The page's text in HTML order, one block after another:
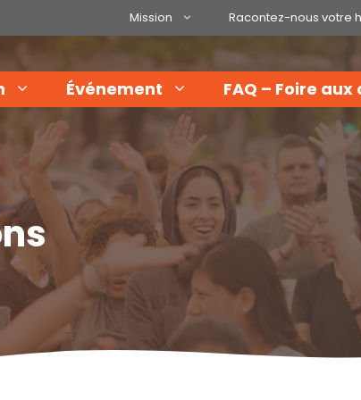
Mission Racontez-nous votre
Événement FAQ – Foire